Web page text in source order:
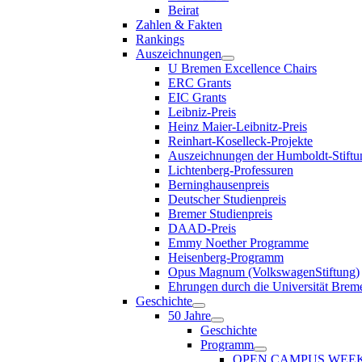
Beirat
Zahlen & Fakten
Rankings
Auszeichnungen
U Bremen Excellence Chairs
ERC Grants
EIC Grants
Leibniz-Preis
Heinz Maier-Leibnitz-Preis
Reinhart-Koselleck-Projekte
Auszeichnungen der Humboldt-
Lichtenberg-Professuren
Berninghausenpreis
Deutscher Studienpreis
Bremer Studienpreis
DAAD-Preis
Emmy Noether Programme
Heisenberg-Programm
Opus Magnum (VolkswagenStiftung)
Ehrungen durch die Universität
Geschichte
50 Jahre
Geschichte
Programm
OPEN CAMPUS